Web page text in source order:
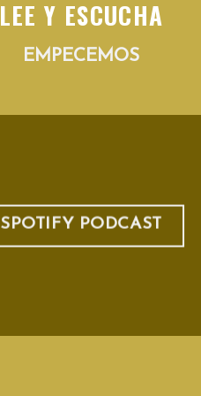
LEE Y ESCUCHA
EMPECEMOS
SPOTIFY PODCAST